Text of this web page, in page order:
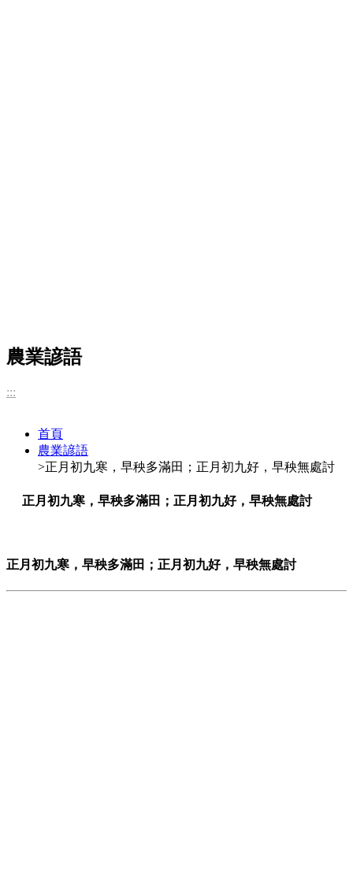
農業諺語
:::
首頁
農業諺語
>正月初九寒，早秧多滿田；正月初九好，早秧無處討
正月初九寒，早秧多滿田；正月初九好，早秧無處討
正月初九寒，早秧多滿田；正月初九好，早秧無處討